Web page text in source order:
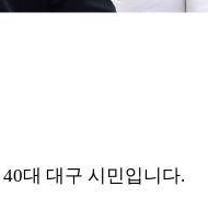
대 대구 시민입니다.